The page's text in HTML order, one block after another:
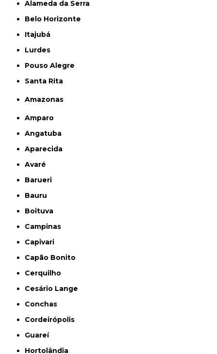
Alameda da Serra
Belo Horizonte
Itajubá
Lurdes
Pouso Alegre
Santa Rita
Amazonas
Amparo
Angatuba
Aparecida
Avaré
Barueri
Bauru
Boituva
Campinas
Capivari
Capão Bonito
Cerquilho
Cesário Lange
Conchas
Cordeirópolis
Guareí
Hortolândia